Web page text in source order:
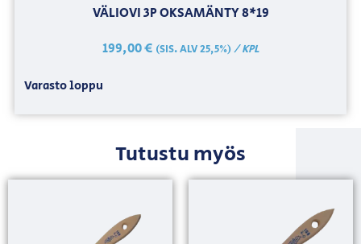
VÄLIOVI 3P OKSAMÄNTY 8*19
199,00€ (SIS. ALV 25,5%)/ KPL
Varasto loppu
Tutustu myös